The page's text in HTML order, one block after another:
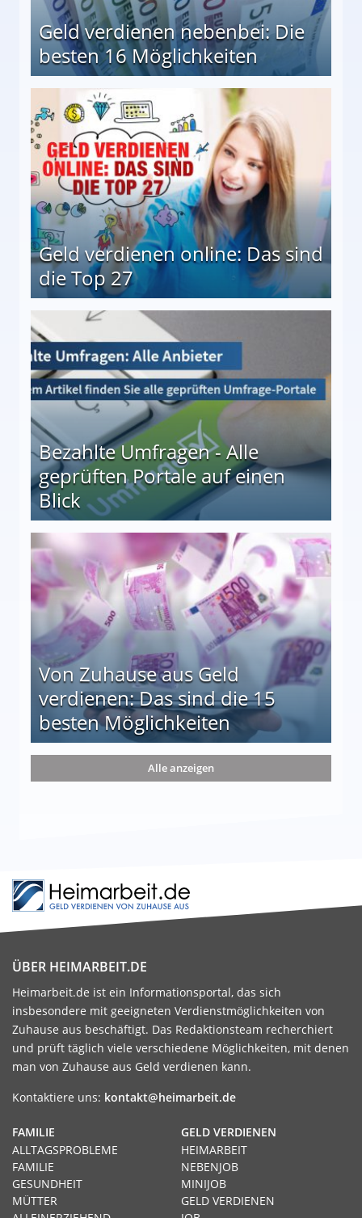
Geld verdienen nebenbei: Die
besten 16 Möglichkeiten
Geld verdienen online: Das sind
die Top 27
Bezahlte Umfragen - Alle
geprüften Portale auf einen
Blick
auf einen Blick
Von Zuhause aus Geld
verdienen: Das sind die 15
besten Möglichkeiten
die 15 besten Möglichkeiten
Alle anzeigen
ÜBER HEIMARBEIT.DE
Heimarbeit.de ist ein Informationsportal, das sich
insbesondere mit geeigneten Verdienstmöglichkeiten von
Zuhause aus beschäftigt. Das Redaktionsteam recherchiert
und prüft täglich viele verschiedene Möglichkeiten, mit denen
man von Zuhause aus Geld verdienen kann.
Kontaktiere uns: kontakt@heimarbeit.de
GELD VERDIENEN
HEIMARBEIT
NEBENJOB
MINIJOB
GELD VERDIENEN
FAMILIE
ALLTAGSPROBLEME
FAMILIE
GESUNDHEIT
MÜTTER